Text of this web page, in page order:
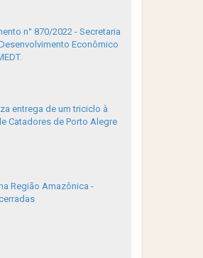
n° 870/2022 - Secretaria
Econômico
entrega de um triciclo à
Catadores de Porto Alegre
Região Amazônica -